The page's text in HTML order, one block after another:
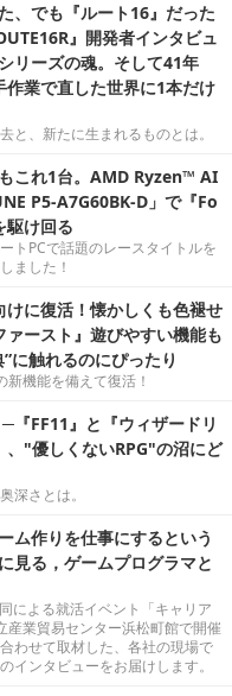
、でも『ルート16』だった
』開発者インタビュ
リーズの魂。そして41年
業で直した世界に1本だけ
と、新たに生まれるものとは。
これ1台。AMD Ryzen™ AI
P5-A7G60BK-D」で『Fo
け回る
トPCで話題のレースタイトルを
ました！
に復活！懐かしくも色褪せ
ースト』遊びやすい機能も
に触れるのにぴったり
機能を備えて復活！
『FF11』と『ウィザードリ
、"優しくないRPG"の沼にど
深さとは。
ム作りを仕事にするという
見る，ゲームプログラマと
による就活イベント「キャリア
産業貿易センター浜松町館で開催
わせて取材した、各社の現場で
インタビューをお届けします。